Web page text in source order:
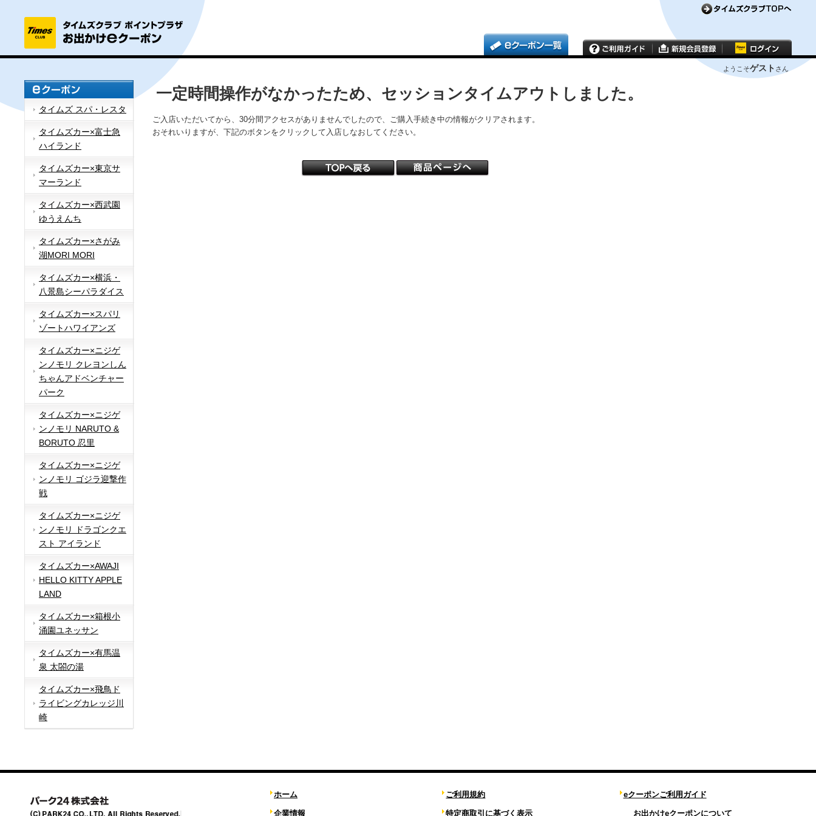
ようこそゲスト さん
タイムズ スパ・レスタ
タイムズカー×富士急
ハイランド
タイムズカー×東京サ
マーランド
タイムズカー×西武園
ゆうえんち
タイムズカー×さがみ
湖MORI MORI
タイムズカー×横浜・
八景島シーパラダイス
タイムズカー×スパリ
ゾートハワイアンズ
タイムズカー×ニジゲ
ンノモリ クレヨンしん
ちゃんアドベンチャー
パーク
タイムズカー×ニジゲ
ンノモリ NARUTO &
BORUTO 忍里
タイムズカー×ニジゲ
ンノモリ ゴジラ迎撃作
戦
タイムズカー×ニジゲ
ンノモリ ドラゴンクエ
スト アイランド
タイムズカー×AWAJI
HELLO KITTY APPLE
LAND
タイムズカー×箱根小
涌園ユネッサン
タイムズカー×有馬温
泉 太閤の湯
タイムズカー×飛鳥ド
ライビングカレッジ川
崎
一定時間操作がなかったため、セッションタイムアウトしました。
ご入店いただいてから、30分間アクセスがありませんでしたので、ご購入手続き中の情報がクリアされます。
おそれいりますが、下記のボタンをクリックして入店しなおしてください。
ホーム
企業情報
ご利用規約
特定商取引に基づく表示
eクーポンご利用ガイド
お出かけeクーポンについて